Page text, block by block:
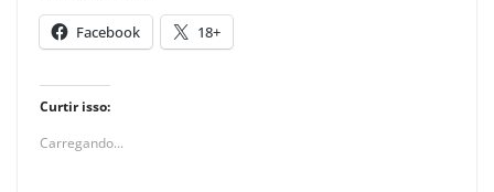
Facebook 18+
Curtir isso:
Carregando...